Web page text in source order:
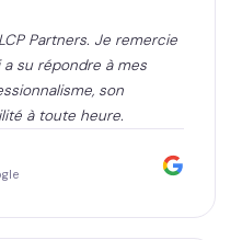
Partners. Je remercie
su répondre à mes
son
à toute heure.